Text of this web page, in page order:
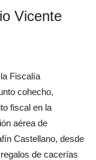
Vicente
Fiscalía
cohecho,
fiscal en la
aérea de
Castellano, desde
de cacerías